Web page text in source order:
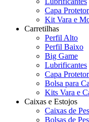
Capa
Kit Vara e
Carretilhas
Perfil Alto
Perfil Baixo
Big Game
Lubrificantes
Capa
Bolsa para
Kits Vara e
Caixas e Estojos
Caixas de
Bolsas de